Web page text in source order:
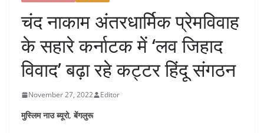
चंद नाकाम अंतरधार्मिक प्रेमविवाह
के सहारे कर्नाटक में ‘लव जिहाद
विवाद’ बढ़ा रहे कट्टर हिंदू संगठन
November 27, 2022 Editor
मुस्लिम नाउ ब्यूरो, बेंगलुरू